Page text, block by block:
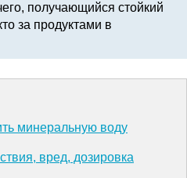
получающийся стойкий
за продуктами в
минеральную воду
вред, дозировка